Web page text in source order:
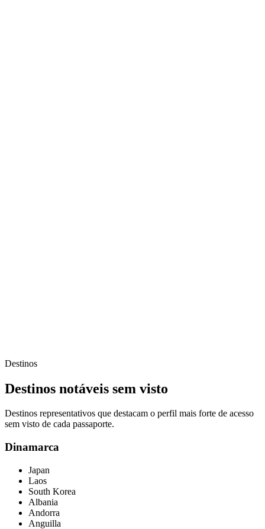
Destinos
Destinos notáveis sem visto
Destinos representativos que destacam o perfil mais forte de acesso
sem visto de cada passaporte.
Dinamarca
Japan
Laos
South Korea
Albania
Andorra
Anguilla